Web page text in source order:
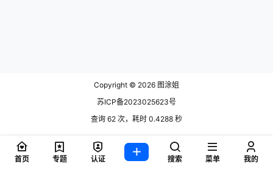
Copyright © 2026 图涂姐
苏ICP备2023025623号
查询 62 次，耗时 0.4288 秒
首页 专题 认证 搜索 菜单 我的